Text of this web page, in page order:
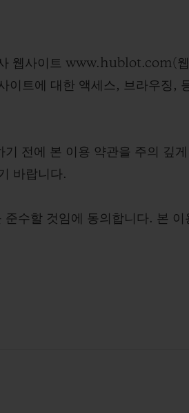
웹사이트 www.hublot.com(
트에 대한 액세스, 브라우징,
전에 본 이용 약관을 주의 깊게
바랍니다.
수할 것임에 동의합니다. 본 이